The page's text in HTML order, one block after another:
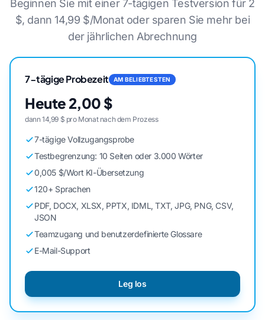
Beginnen Sie mit einer 7-tägigen Testversion für 2
$, dann 14,99 $/Monat oder sparen Sie mehr bei
der jährlichen Abrechnung
7-tägige Probezeit AM BELIEBTESTEN
Heute 2,00 $
dann 14,99 $ pro Monat nach dem Prozess
7-tägige Vollzugangsprobe
Testbegrenzung: 10 Seiten oder 3.000 Wörter
0,005 $/Wort KI-Übersetzung
120+ Sprachen
PDF, DOCX, XLSX, PPTX, IDML, TXT, JPG, PNG, CSV,
JSON
Teamzugang und benutzerdefinierte Glossare
E-Mail-Support
Leg los